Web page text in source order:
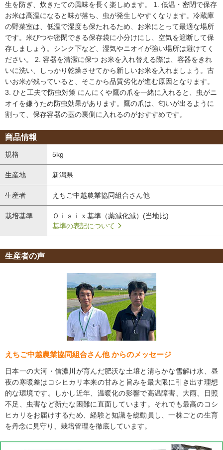
生を防ぎ、炊きたての風味を長く楽しめます。
1. 低温・密閉で保存
お米は高温になると味が落ち、虫が発生しやすくなります。冷蔵庫
の野菜室は、低温で湿度も保たれるため、お米にとって最適な場所
です。米びつや密閉できる保存袋に小分けにし、空気を遮断して保
存しましょう。シンク下など、湿気やニオイが強い場所は避けてく
ださい。
2. 容器を清潔に保つ お米を入れ替える際は、容器をきれ
いに洗い、しっかり乾燥させてから新しいお米を入れましょう。古
いお米が残っていると、そこから品質劣化が進む原因となります。
3. ひと工夫で防虫対策 にんにくや鷹の爪を一緒に入れると、虫がニ
オイを嫌うため防虫効果があります。鷹の爪は、匂いが出るように
割って、保存容器の蓋の裏側に入れるのがおすすめです。
生産者の声